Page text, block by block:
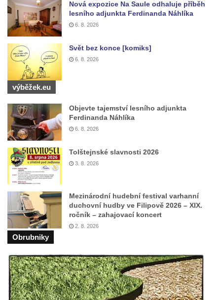
Českých Budějovicích
Socha svatého Václava u pramene v
Semilech
Pamětní deska Tomáše Garrigue Masaryka
na radnici v Českých Budějovicích
Pamětní deska na biskupské rezidenci v
Českých Budějovicích
biskupské rezidenci v Českých
Budějovicích
Socha žáby u rybníčku na Náměstí v
Kamenném Újezdě
Pamětní kámen družebních obcí Kamenný
Újezd a Krauchthal v parku na Náměstí v
Kamenném Újezdě
Socha na náměstí J. V. Kamarýta ve
Velešíně
Pomník J. V. Kamarýta v Krumlovské ulici ve
Pamětní deska arcibiskupa Micara ve
vstupu do poutního místa Římov
Plastika Koule v Gutenbergově ulici v
Nová expozice Na Saule odhaluje příběh
lesního adjunkta Ferdinanda Náhlíka
6. 8. 2026
Svět bez konce [komiks]
6. 8. 2026
výběžek.eu
Objevte tajemství lesního adjunkta
Ferdinanda Náhlíka
6. 8. 2026
Tolštejnské slavnosti 2026
3. 8. 2026
Mezinárodní hudební festival varhanní
duchovní hudby ve Filipově 2026 – XIX.
ročník – zahajovací koncert
2. 8. 2026
Obrubniky